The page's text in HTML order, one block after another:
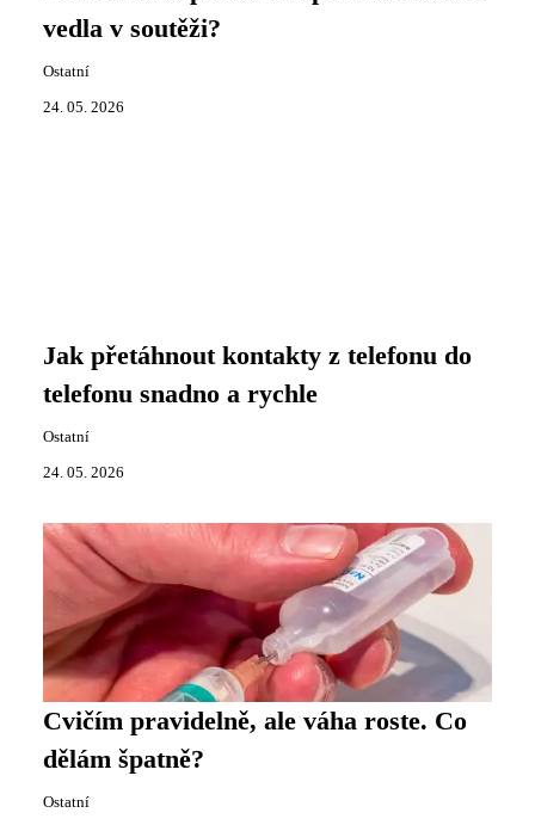
vedla v soutěži?
Ostatní
24. 05. 2026
Jak přetáhnout kontakty z telefonu do
telefonu snadno a rychle
Ostatní
24. 05. 2026
Cvičím pravidelně, ale váha roste. Co
dělám špatně?
Ostatní